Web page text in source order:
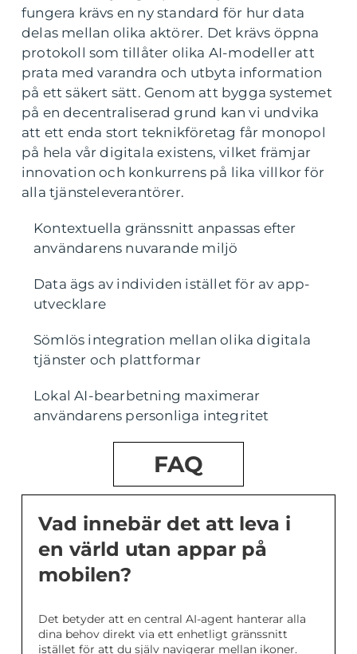
fungera krävs en ny standard för hur data
delas mellan olika aktörer. Det krävs öppna
protokoll som tillåter olika AI-modeller att
prata med varandra och utbyta information
på ett säkert sätt. Genom att bygga systemet
på en decentraliserad grund kan vi undvika
att ett enda stort teknikföretag får monopol
på hela vår digitala existens, vilket främjar
innovation och konkurrens på lika villkor för
alla tjänsteleverantörer.
Kontextuella gränssnitt anpassas efter
användarens nuvarande miljö
Data ägs av individen istället för av app-
utvecklare
Sömlös integration mellan olika digitala
tjänster och plattformar
Lokal AI-bearbetning maximerar
användarens personliga integritet
FAQ
Vad innebär det att leva i
en värld utan appar på
mobilen?
Det betyder att en central AI-agent hanterar alla
dina behov direkt via ett enhetligt gränssnitt
istället för att du själv navigerar mellan ikoner.